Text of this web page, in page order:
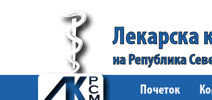
Лекарска
на Република
Почеток